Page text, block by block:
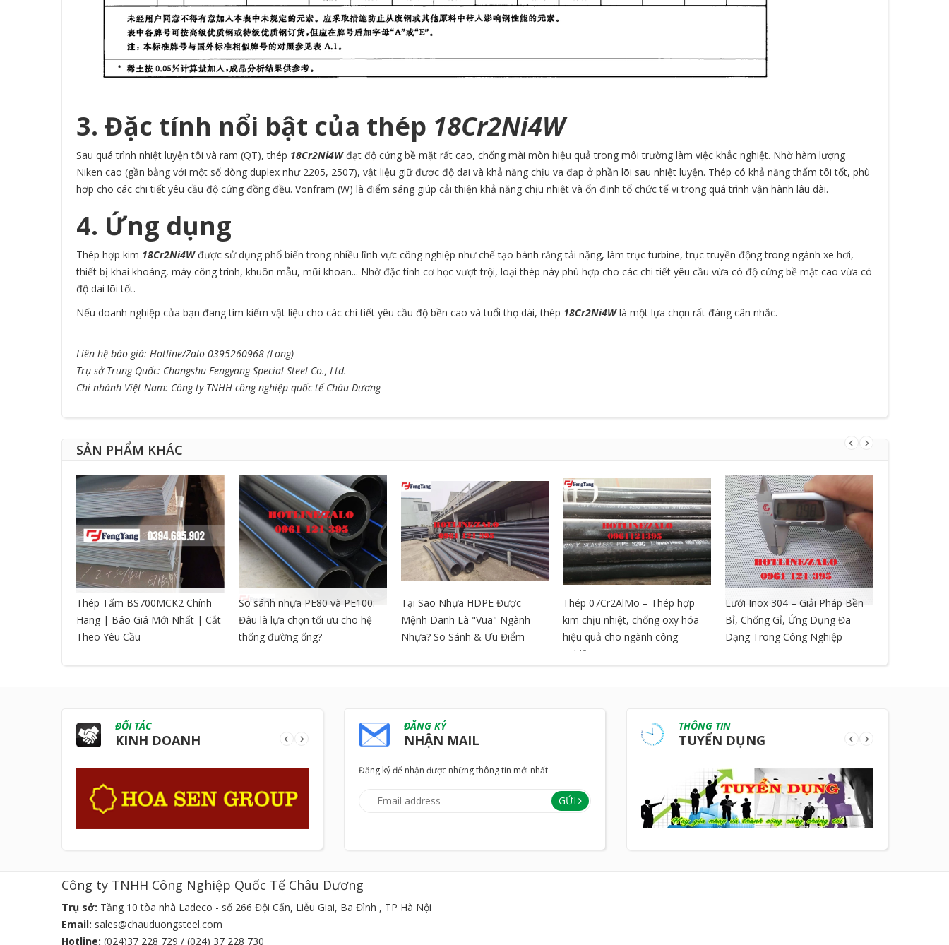
3. Đặc tính nổi bật của thép 18Cr2Ni4W
Sau quá trình nhiệt luyện tôi và ram (QT), thép 18Cr2Ni4Wđạt độ cứng bề mặt rất cao, chống mài mòn hiệu quả trong môi trường làm việc khắc nghiệt. Nhờ hàm lượng
Niken cao (gần bằng với một số dòng duplex như 2205, 2507), vật liệu giữ được độ dai và khả năng chịu va đạp ở phần lõi sau nhiệt luyện. Thép có khả năng thấm tôi tốt, phù
hợp cho các chi tiết yêu cầu độ cứng đồng đều. Vonfram (W) là điểm sáng giúp cải thiện khả năng chịu nhiệt và ổn định tổ chức tế vi trong quá trình vận hành lâu dài.
4. Ứng dụng
Thép hợp kim 18Cr2Ni4Wđược sử dụng phổ biến trong nhiều lĩnh vực công nghiệp như chế tạo bánh răng tải nặng, làm trục turbine, trục truyền động trong ngành xe hơi,
thiết bị khai khoáng, máy công trình, khuôn mẫu, mũi khoan... Nhờ đặc tính cơ học vượt trội, loại thép này phù hợp cho các chi tiết yêu cầu vừa có độ cứng bề mặt cao vừa có
độ dai lõi tốt.
Nếu doanh nghiệp của bạn đang tìm kiếm vật liệu cho các chi tiết yêu cầu độ bền cao và tuổi thọ dài, thép 18Cr2Ni4Wlà một lựa chọn rất đáng cân nhắc.
-----------------------------------------------------------------------------------------------
Liên hệ báo giá: Hotline/Zalo 0395260968 (Long)
Trụ sở Trung Quốc: Changshu Fengyang Special Steel Co., Ltd.
Chi nhánh Việt Nam: Công ty TNHH công nghiệp quốc tế Châu Dương
SẢN PHẨM KHÁC
Thép Tấm BS700MCK2 Chính
Hãng | Báo Giá Mới Nhất | Cắt
Theo Yêu Cầu
So sánh nhựa PE80 và PE100:
Đâu là lựa chọn tối ưu cho hệ
thống đường ống?
Tại Sao Nhựa HDPE Được
Mệnh Danh Là "Vua" Ngành
Nhựa? So Sánh & Ưu Điểm
Thép 07Cr2AlMo – Thép hợp
kim chịu nhiệt, chống oxy hóa
hiệu quả cho ngành công
nghiệp
Lưới Inox 304 – Giải Pháp Bền
Bỉ, Chống Gỉ, Ứng Dụng Đa
Dạng Trong Công Nghiệp
ĐỐI TÁC
KINH DOANH
ĐĂNG KÝ
NHẬN MAIL
Đăng ký để nhận được những thông tin mới nhất
GỬI
THÔNG TIN
TUYỂN DỤNG
Công ty TNHH Công Nghiệp Quốc Tế Châu Dương
Trụ sở: Tầng 10 tòa nhà Ladeco - số 266 Đội Cấn, Liễu Giai, Ba Đình , TP Hà Nội
Email: sales@chauduongsteel.com
Hotline: (024)37 228 729 / (024) 37 228 730